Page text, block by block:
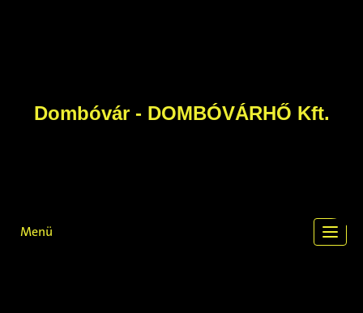
Dombóvár - DOMBÓVÁRHŐ Kft.
Menü